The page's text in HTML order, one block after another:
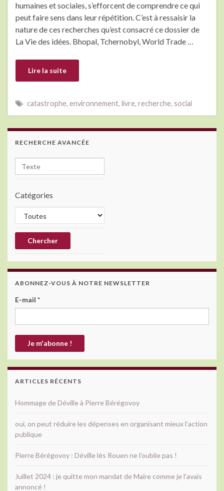
humaines et sociales, s’efforcent de comprendre ce qui
peut faire sens dans leur répétition. C’est à ressaisir la
nature de ces recherches qu’est consacré ce dossier de
La Vie des idées. Bhopal, Tchernobyl, World Trade …
Lire la suite
catastrophe, environnement, livre, recherche, social
RECHERCHE AVANCÉE
Catégories
ABONNEZ-VOUS À NOTRE NEWSLETTER
E-mail *
ARTICLES RÉCENTS
Hommage de Déville à Pierre Bérégovoy
oui, on peut réduire les dépenses en organisant mieux l’action
publique
Pierre Bérégovoy : Déville lès Rouen ne l’oublie pas !
Juillet 2024 : je quitte mon mandat de Maire comme je l’avais
annoncé !